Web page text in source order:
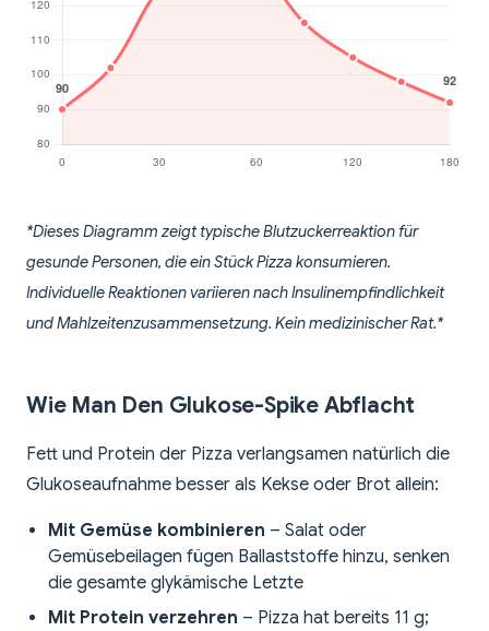
*Dieses Diagramm zeigt typische Blutzuckerreaktion für
gesunde Personen, die ein Stück Pizza konsumieren.
Individuelle Reaktionen variieren nach Insulinempfindlichkeit
und Mahlzeitenzusammensetzung. Kein medizinischer Rat.*
Wie Man Den Glukose-Spike Abflacht
Fett und Protein der Pizza verlangsamen natürlich die
Glukoseaufnahme besser als Kekse oder Brot allein:
Mit Gemüse kombinieren – Salat oder
Gemüsebeilagen fügen Ballaststoffe hinzu, senken
die gesamte glykämische Letzte
Mit Protein verzehren – Pizza hat bereits 11 g;